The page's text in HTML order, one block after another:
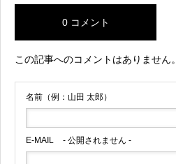
0 コメント
この記事へのコメントはありません。
名前（例：山田 太郎）
E-MAIL - 公開されません -